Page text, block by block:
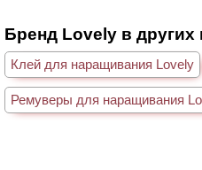
Бренд Lovely в других
Клей для наращивания Lovely
Ремуверы для наращивания